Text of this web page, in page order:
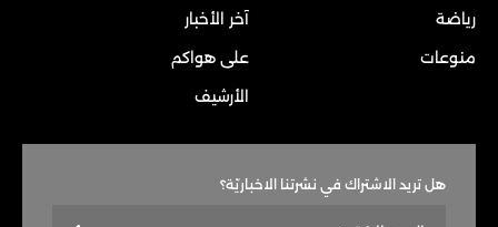
رياضة
منوعات
آخر الأخبار
على هواكم
الأرشيف
هل تريد الاشتراك في نشرتنا الاخباريّة؟